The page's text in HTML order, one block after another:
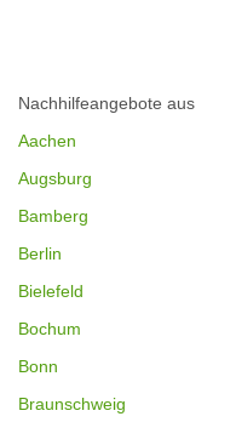
Nachhilfeangebote aus
Aachen
Augsburg
Bamberg
Berlin
Bielefeld
Bochum
Bonn
Braunschweig